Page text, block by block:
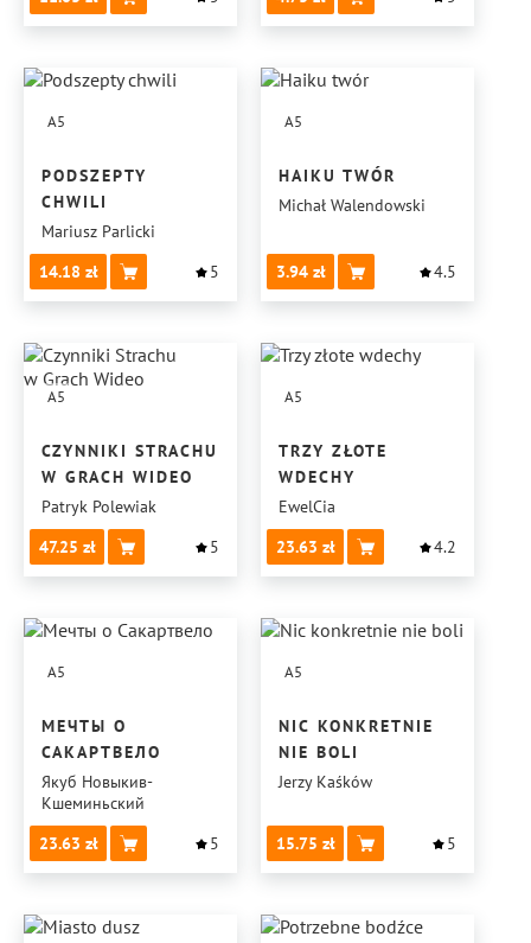
A5
PODSZEPTY
CHWILI
Mariusz Parlicki
14.18
5
A5
HAIKU TWÓR
Michał Walendowski
3.94 4.5
A5
CZYNNIKI STRACHU
W GRACH WIDEO
Patryk Polewiak
47.25
5
A5
TRZY ZŁOTE
WDECHY
EwelCia
23.63
4.2
A5
МЕЧТЫ О
САКАРТВЕЛО
Якуб Новыкив-
Кшеминьский
23.63
5
A5
NIC KONKRETNIE
NIE BOLI
Jerzy Kaśków
15.75 5